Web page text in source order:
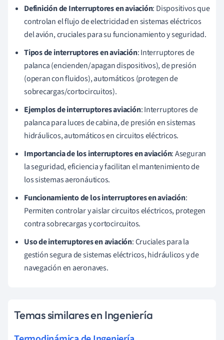
Definición de Interruptores en aviación: Dispositivos que
controlan el flujo de electricidad en sistemas eléctricos
del avión, cruciales para su funcionamiento y seguridad.
Tipos de interruptores en aviación: Interruptores de
palanca (encienden/apagan dispositivos), de presión
(operan con fluidos), automáticos (protegen de
sobrecargas/cortocircuitos).
Ejemplos de interruptores aviación: Interruptores de
palanca para luces de cabina, de presión en sistemas
hidráulicos, automáticos en circuitos eléctricos.
Importancia de los interruptores en aviación: Aseguran
la seguridad, eficiencia y facilitan el mantenimiento de
los sistemas aeronáuticos.
Funcionamiento de los interruptores en aviación:
Permiten controlar y aislar circuitos eléctricos, protegen
contra sobrecargas y cortocircuitos.
Uso de interruptores en aviación: Cruciales para la
gestión segura de sistemas eléctricos, hidráulicos y de
navegación en aeronaves.
Temas similares en Ingeniería